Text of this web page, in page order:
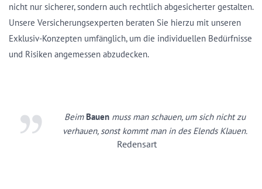
nicht nur sicherer, sondern auch rechtlich abgesicherter gestalten.
Unsere Versicherungsexperten beraten Sie hierzu mit unseren
Exklusiv-Konzepten umfänglich, um die individuellen Bedürfnisse
und Risiken angemessen abzudecken.
Beim Bauen muss man schauen, um sich nicht zu
verhauen, sonst kommt man in des Elends Klauen.
Redensart